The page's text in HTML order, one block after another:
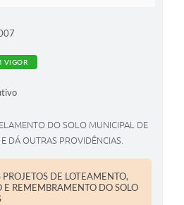
VIGOR
DO SOLO MUNICIPAL DE
DÁ OUTRAS PROVIDÊNCIAS.
DE LOTEAMENTO,
REMEMBRAMENTO DO SOLO